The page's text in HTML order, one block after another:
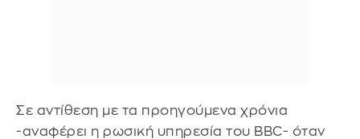
Σε αντίθεση με τα προηγούμενα χρόνια
-αναφέρει η ρωσική υπηρεσία του BBC- όταν